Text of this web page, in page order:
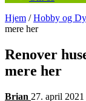
Hjem / Hobby og
mere her
Renover
mere her
Brian 27. april 2021